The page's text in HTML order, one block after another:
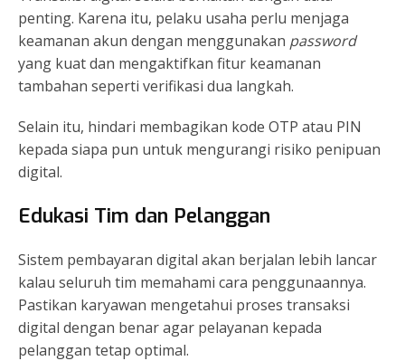
penting. Karena itu, pelaku usaha perlu menjaga
keamanan akun dengan menggunakan password
yang kuat dan mengaktifkan fitur keamanan
tambahan seperti verifikasi dua langkah.
Selain itu, hindari membagikan kode OTP atau PIN
kepada siapa pun untuk mengurangi risiko penipuan
digital.
Edukasi Tim dan Pelanggan
Sistem pembayaran digital akan berjalan lebih lancar
kalau seluruh tim memahami cara penggunaannya.
Pastikan karyawan mengetahui proses transaksi
digital dengan benar agar pelayanan kepada
pelanggan tetap optimal.